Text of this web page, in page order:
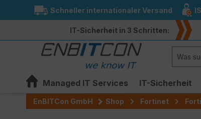
Zur Hauptnavigation springen
Schneller internationaler Versand
IT-Sicherheit in 3 Schritten:
Managed IT Services IT-Sicherheit
EnBITCon GmbH Shop Fortinet